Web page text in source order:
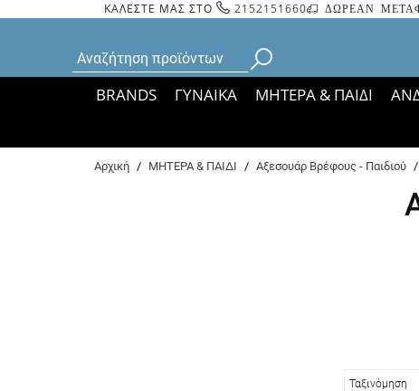
ΚΑΛΕΣΤΕ ΜΑΣ ΣΤΟ 2152151660 ΔΩΡΕΑΝ
BRANDS ΓΥΝΑΙΚΑ ΜΗΤΕΡΑ & ΠΑΙΔΙ
Bάσει ΦΕΚ 35935/
Αρχική / ΜΗΤΕΡΑ & ΠΑΙΔΙ / Αξεσουάρ Βρέφους - Παιδιού /
Ταξινόμηση